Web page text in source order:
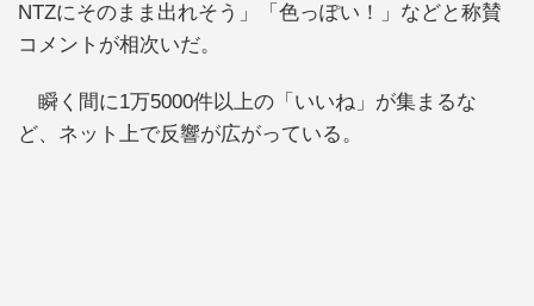
NTZにそのまま出れそう」「色っぽい！」などと称賛
コメントが相次いだ。
瞬く間に1万5000件以上の「いいね」が集まるな
ど、ネット上で反響が広がっている。